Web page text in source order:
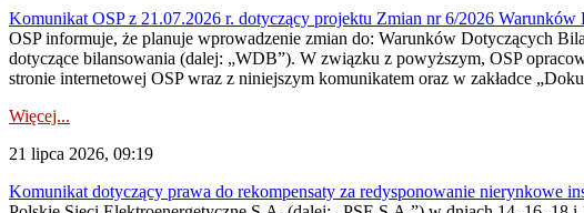
Komunikat OSP z 21.07.2026 r. dotyczący projektu Zmian nr 6/2026 Warunków
OSP informuje, że planuje wprowadzenie zmian do: Warunków Dotyczących
dotyczące bilansowania (dalej: „WDB”). W związku z powyższym, OSP
stronie internetowej OSP wraz z niniejszym komunikatem oraz w zakładce
Więcej...
21 lipca 2026, 09:19
Komunikat dotyczący prawa do rekompensaty za redysponowanie nierynkowe